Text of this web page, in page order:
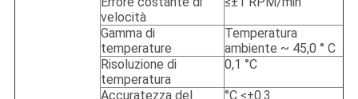
velocità
Gamma di
temperature
Temperatura
ambiente ~ 45,0 ° C
Risoluzione di
temperatura
0,1 °C
Accuratezza del
°C ≤±0.3